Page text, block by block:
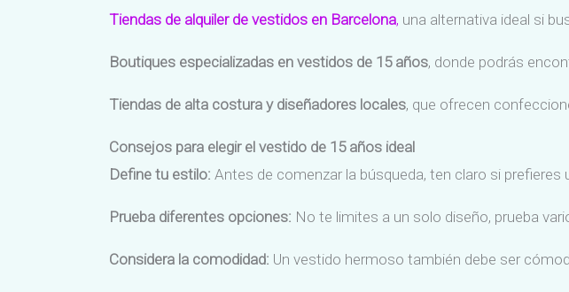
Tiendas de alquiler de vestidos en Barcelona, una alternativa ideal si
Boutiques especializadas en vestidos de 15 años, donde podrás
Tiendas de alta costura y diseñadores locales, que ofrecen
Consejos para elegir el vestido de 15 años ideal
Define tu estilo: Antes de comenzar la búsqueda, ten claro si
Prueba diferentes opciones: No te limites a un solo diseño, prueba
Considera la comodidad: Un vestido hermoso también debe ser